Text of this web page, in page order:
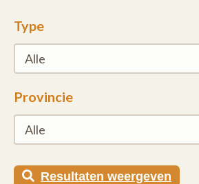
Type
Provincie
Resultaten weergeven